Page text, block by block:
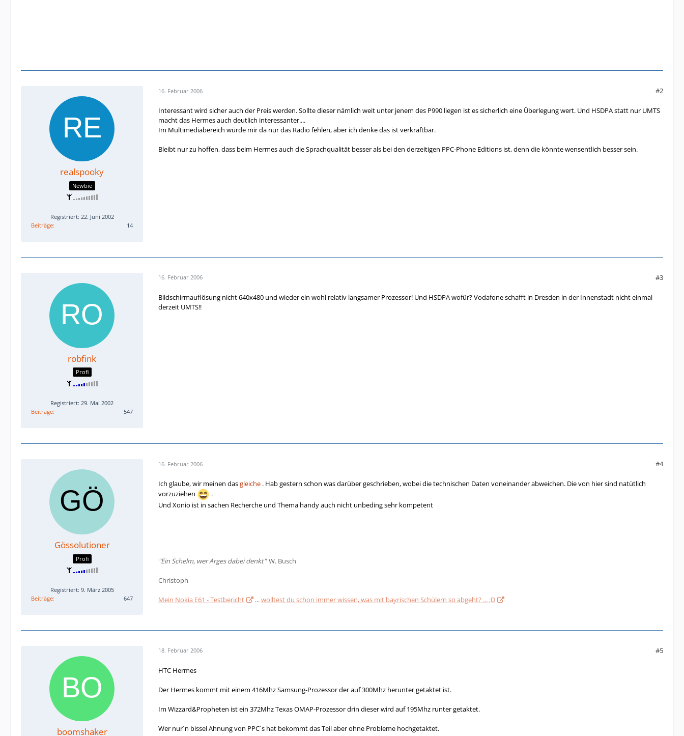
realspooky
Newbie
Registriert: 22. Juni 2002
Beiträge
14
16. Februar 2006 #2
Interessant wird sicher auch der Preis werden. Sollte dieser nämlich weit unter jenem des P990 liegen ist es sicherlich eine Überlegung wert. Und HSDPA statt nur UMTS
macht das Hermes auch deutlich interessanter....
Im Multimediabereich würde mir da nur das Radio fehlen, aber ich denke das ist verkraftbar.
Bleibt nur zu hoffen, dass beim Hermes auch die Sprachqualität besser als bei den derzeitigen PPC-Phone Editions ist, denn die könnte wensentlich besser sein.
robfink
Profi
Registriert: 29. Mai 2002
Beiträge
547
16. Februar 2006 #3
Bildschirmauflösung nicht 640x480 und wieder ein wohl relativ langsamer Prozessor! Und HSDPA wofür? Vodafone schafft in Dresden in der Innenstadt nicht einmal
derzeit UMTS!!
Gössolutioner
Profi
Registriert: 9. März 2005
Beiträge
647
16. Februar 2006 #4
Ich glaube, wir meinen dasgleiche . Hab gestern schon was darüber geschrieben, wobei die technischen Daten voneinander abweichen. Die von hier sind natütlich
vorzuziehen
.
Und Xonio ist in sachen Recherche und Thema handy auch nicht unbeding sehr kompetent
"Ein Schelm, wer Arges dabei denkt" W. Busch
Christoph
Mein Nokia E61 - Testbericht ...wolltest du schon immer wissen, was mit bayrischen Schülern so abgeht? ... ;D
boomshaker
18. Februar 2006 #5
HTC Hermes
Der Hermes kommt mit einem 416Mhz Samsung-Prozessor der auf 300Mhz herunter getaktet ist.
Im Wizzard&Propheten ist ein 372Mhz Texas OMAP-Prozessor drin dieser wird auf 195Mhz runter getaktet.
Wer nur´n bissel Ahnung von PPC´s hat bekommt das Teil aber ohne Probleme hochgetaktet.